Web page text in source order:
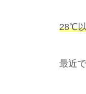
28℃
最近